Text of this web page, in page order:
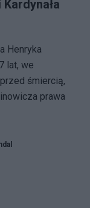
Henryka
lat, we
śmiercią,
prawa